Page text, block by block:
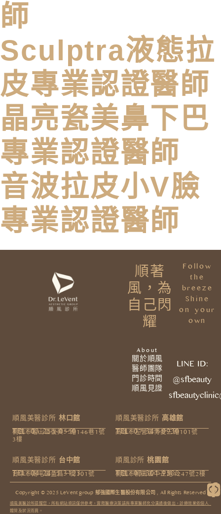
師
Sculptra液態拉
皮專業認證醫師
晶亮瓷美鼻下巴
專業認證醫師
音波拉皮小V臉
專業認證醫師
順著
風，為
自己閃
耀
Follow
the
breeze
Shine
on your
own
About
關於順風
醫師團隊
門診時間
順風見證
LINE ID:
@sfbeauty
順風美醫診所 林口館
TEL: 03-255-0550
桃園市龜山區復興一路146巷1號
3樓​
順風美醫診所 高雄館
TEL: 07-341-9930
高雄市左營區博愛三路101號
順風美醫診所 台中館
TEL: 04-2475-3123
台中市南屯區益昌一街101號
順風診所桃園館
TEL: 03-301-9588
桃園市桃園區中正路1247號2樓
Copyright © 2025 LeVent group 郁強國際生醫股份有限公司 , All Rights Reserved​
順風美醫診所提醒您，所有網站資訊僅供參考，實際醫療決策請與專業醫師充分溝通後做出，診療效果依個人
體質及狀況而異。